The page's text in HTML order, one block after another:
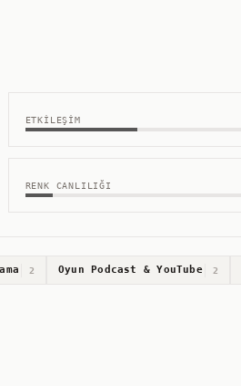
ETKILEŞIM
RENK CANLILIĞI
2 Oyun Podcast & YouTube 2